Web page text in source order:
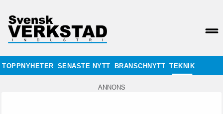
TOPPNYHETER SENASTE NYTT BRANSCHNYTT TEKNIK
ANNONS